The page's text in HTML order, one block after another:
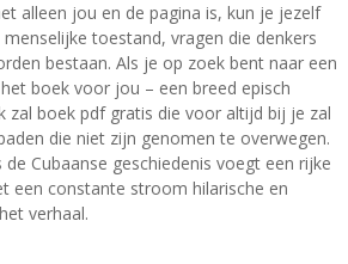
alleen jou en de pagina is, kun je jezelf
toestand, vragen die denkers
bestaan. Als je op zoek bent naar een
boek voor jou – een breed episch
boek pdf gratis die voor altijd bij je zal
die niet zijn genomen te overwegen.
Cubaanse geschiedenis voegt een rijke
een constante stroom hilarische en
verhaal.